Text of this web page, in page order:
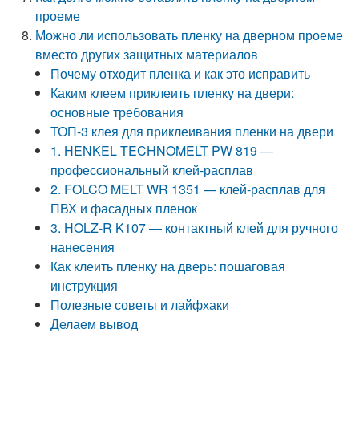
проеме
Можно ли использовать пленку на дверном проеме
вместо других защитных материалов
Почему отходит пленка и как это исправить
Каким клеем приклеить пленку на двери:
основные требования
ТОП-3 клея для приклеивания пленки на двери
1. HENKEL TECHNOMELT PW 819 —
профессиональный клей-расплав
2. FOLCO MELT WR 1351 — клей-расплав для
ПВХ и фасадных пленок
3. HOLZ-R K107 — контактный клей для ручного
нанесения
Как клеить пленку на дверь: пошаговая
инструкция
Полезные советы и лайфхаки
Делаем вывод